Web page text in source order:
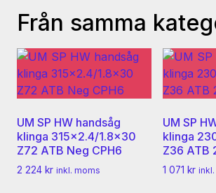
Från samma
UM SP HW handsåg
klinga 315×2.4/1.8×30
Z72 ATB Neg CPH6
2 224 kr inkl. moms
UM SP
klinga
Z36 ATB
1 071 kr